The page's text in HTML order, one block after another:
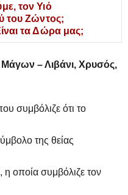
τον Υιό
του Ζώντος;
τα Δώρα μας;
Μάγων – Λιβάνι, Χρυσός,
συμβόλιζε ότι το
της θείας
οποία συμβόλιζε τον